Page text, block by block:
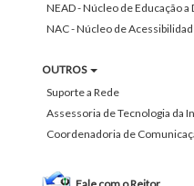
NEAD - Núcleo de Educação a
NAC - Núcleo de
OUTROS
Suporte a Rede
Assessoria de Tecnologia da
Coordenadoria de